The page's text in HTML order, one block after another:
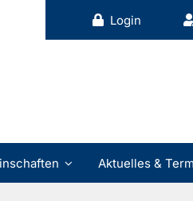
Login
Aktuelles &